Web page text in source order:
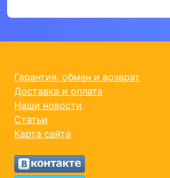
Гарантия, обмен и возврат
Доставка и оплата
Наши новости
Статьи
Карта сайта